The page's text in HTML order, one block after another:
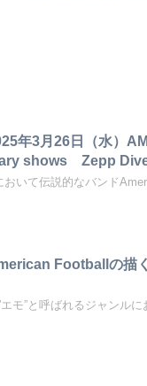
年3月26日（水）
shows Zepp
おいて伝説的なバンド
Footballの描
モ”と呼ばれるジャンル